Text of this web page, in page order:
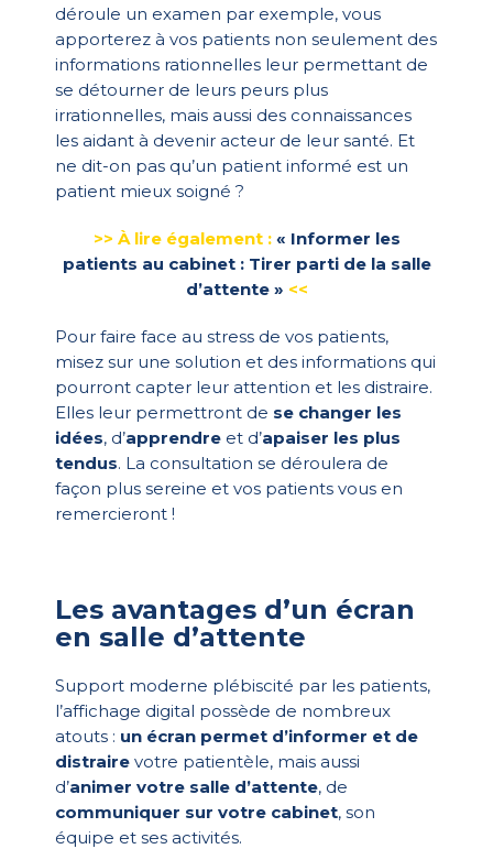
déroule un examen par exemple, vous
apporterez à vos patients non seulement des
informations rationnelles leur permettant de
se détourner de leurs peurs plus
irrationnelles, mais aussi des connaissances
les aidant à devenir acteur de leur santé. Et
ne dit-on pas qu’un patient informé est un
patient mieux soigné ?
>> À lire également : « Informer les
patients au cabinet : Tirer parti de la salle
d’attente » <<
Pour faire face au stress de vos patients,
misez sur une solution et des informations qui
pourront capter leur attention et les distraire.
Elles leur permettront de se changer les
idées, d’apprendre et d’apaiser les plus
tendus. La consultation se déroulera de
façon plus sereine et vos patients vous en
remercieront !
Les avantages d’un écran
en salle d’attente
Support moderne plébiscité par les patients,
l’affichage digital possède de nombreux
atouts : un écran permet d’informer et de
distraire votre patientèle, mais aussi
d’animer votre salle d’attente, de
communiquer sur votre cabinet, son
équipe et ses activités.